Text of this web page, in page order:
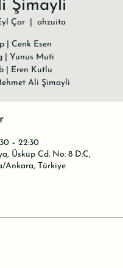
Şimayli
Çar ahzuita
p | Cenk Esen
| Yunus Muti
b | Eren Kutlu
Ali Şimayli
– 22:30
Üsküp Cd. No: 8 D:C,
Ankara, Türkiye